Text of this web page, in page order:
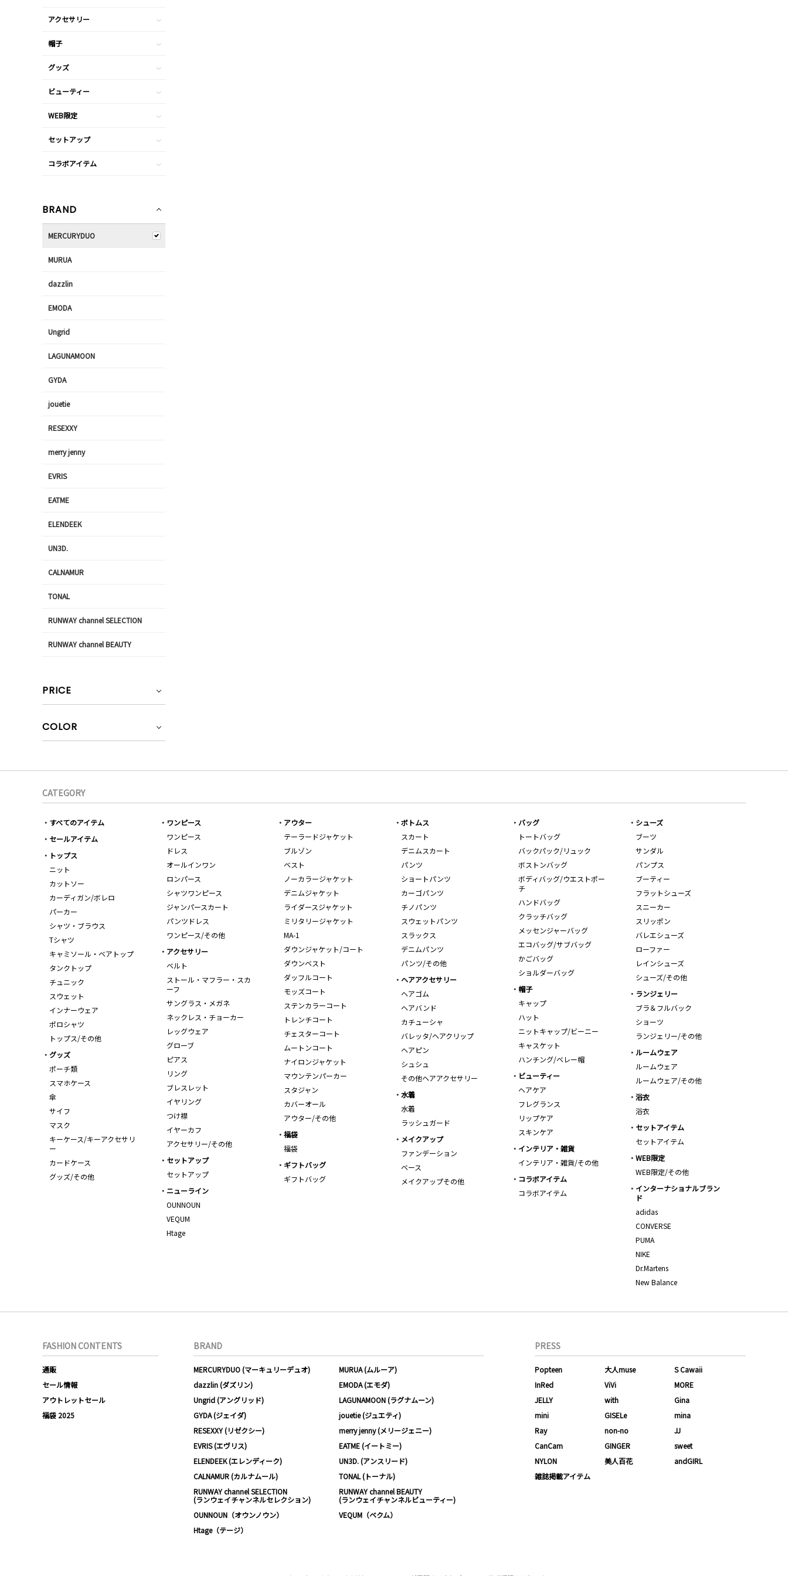
アクセサリー
帽子
グッズ
ビューティー
WEB限定
セットアップ
コラボアイテム
BRAND
MERCURYDUO
MURUA
dazzlin
EMODA
Ungrid
LAGUNAMOON
GYDA
jouetie
RESEXXY
merry jenny
EVRIS
EATME
ELENDEEK
UN3D.
CALNAMUR
TONAL
RUNWAY channel SELECTION
RUNWAY channel BEAUTY
PRICE
COLOR
CATEGORY
すべてのアイテム
セールアイテム
トップス
ニット
カットソー
カーディガン/ボレロ
パーカー
シャツ・ブラウス
Tシャツ
キャミソール・ベアトップ
タンクトップ
チュニック
スウェット
インナーウェア
ポロシャツ
トップス/その他
ワンピース
ワンピース
ドレス
オールインワン
ロンパース
シャツワンピース
ジャンパースカート
パンツドレス
ワンピース/その他
アウター
テーラードジャケット
ブルゾン
ベスト
ノーカラージャケット
デニムジャケット
ライダースジャケット
ミリタリージャケット
MA-1
ダウンジャケット/コート
ダウンベスト
ダッフルコート
モッズコート
ステンカラーコート
トレンチコート
チェスターコート
ムートンコート
ナイロンジャケット
マウンテンパーカー
スタジャン
カバーオール
アウター/その他
ボトムス
スカート
デニムスカート
パンツ
ショートパンツ
カーゴパンツ
チノパンツ
スウェットパンツ
スラックス
デニムパンツ
パンツ/その他
バッグ
トートバッグ
バックパック/リュック
ボストンバッグ
ボディバッグ/ウエストポー
チ
ハンドバッグ
クラッチバッグ
メッセンジャーバッグ
エコバッグ/サブバッグ
かごバッグ
ショルダーバッグ
シューズ
ブーツ
サンダル
パンプス
ブーティー
フラットシューズ
スニーカー
スリッポン
バレエシューズ
ローファー
レインシューズ
シューズ/その他
アクセサリー
ベルト
ストール・マフラー・スカ
ーフ
サングラス・メガネ
ネックレス・チョーカー
レッグウェア
グローブ
ピアス
リング
ブレスレット
イヤリング
つけ襟
イヤーカフ
アクセサリー/その他
ヘアアクセサリー
ヘアゴム
ヘアバンド
カチューシャ
バレッタ/ヘアクリップ
ヘアピン
シュシュ
その他ヘアアクセサリー
帽子
キャップ
ハット
ニットキャップ/ビーニー
キャスケット
ハンチング/ベレー帽
ランジェリー
ブラ＆フルバック
ショーツ
ランジェリー/その他
ルームウェア
ルームウェア
ルームウェア/その他
グッズ
ポーチ類
スマホケース
傘
サイフ
マスク
キーケース/キーアクセサリ
ー
カードケース
グッズ/その他
ビューティー
ヘアケア
フレグランス
リップケア
スキンケア
水着
水着
ラッシュガード
浴衣
浴衣
セットアイテム
セットアイテム
福袋
福袋
メイクアップ
ファンデーション
ベース
メイクアップその他
インテリア・雑貨
インテリア・雑貨/その他
WEB限定
WEB限定/その他
セットアップ
セットアップ
ギフトバッグ
ギフトバッグ
コラボアイテム
コラボアイテム
インターナショナルブラン
ド
adidas
CONVERSE
PUMA
NIKE
Dr.Martens
New Balance
ニューライン
OUNNOUN
VEQUM
Htage
FASHION CONTENTS
通販
セール情報
アウトレットセール
福袋 2025
BRAND
MERCURYDUO (マーキュリーデュオ)
MURUA (ムルーア)
dazzlin (ダズリン)
EMODA (エモダ)
Ungrid (アングリッド)
LAGUNAMOON (ラグナムーン)
GYDA (ジェイダ)
jouetie (ジュエティ)
RESEXXY (リゼクシー)
merry jenny (メリージェニー)
EVRIS (エヴリス)
EATME (イートミー)
ELENDEEK (エレンディーク)
UN3D. (アンスリード)
CALNAMUR (カルナムール)
TONAL (トーナル)
RUNWAY channel SELECTION
(ランウェイチャンネルセレクション)
RUNWAY channel BEAUTY
(ランウェイチャンネルビューティー)
OUNNOUN（オウンノウン）
VEQUM（ベクム）
Htage（テージ）
PRESS
Popteen 大人muse
S Cawaii
InRed
ViVi
MORE
JELLY
with
Gina
mini
GISELe
mina
Ray
non-no
JJ
CanCam
GINGER
sweet
NYLON
美人百花
andGIRL
雑誌掲載アイテム